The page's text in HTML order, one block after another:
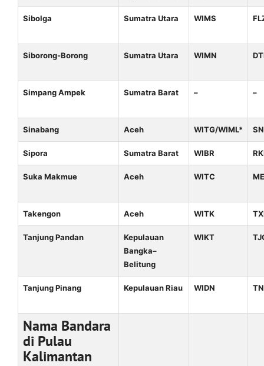
Sibolga Sumatra Utara WIMS
Siborong-Borong Sumatra Utara WIMN
Simpang Ampek Sumatra Barat – –
Sinabang Aceh WITG/WIML*
Sipora Sumatra Barat WIBR
Suka Makmue Aceh WITC
Takengon Aceh WITK
Tanjung Pandan
Kepulauan
Bangka–
Belitung
WIKT
Tanjung Pinang Kepulauan Riau WIDN
Nama Bandara
di Pulau
Kalimantan